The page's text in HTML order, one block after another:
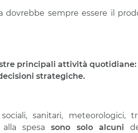
dovrebbe sempre essere il
principali attività
strategiche.
sanitari, meteorologici,
alla spesasono solo alcuni